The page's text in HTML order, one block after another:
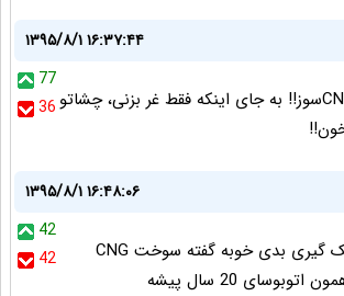
۱۳۹۵/۸/۱ ۱۶:۳۷:۴۴
77
36 خوبه نوشته CNGسوز!! به جای اینکه فقط غر بزنی، چشاتو
۱۳۹۵/۸/۱ ۱۶:۴۸:۰۶
42
42
همیشه باید یک گیری بدی خوبه گفته سوخت CNG
20 سال پیشه